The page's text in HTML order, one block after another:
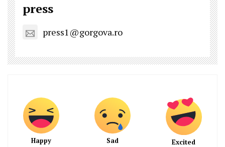
press
press1@gorgova.ro
Happy Sad Excited